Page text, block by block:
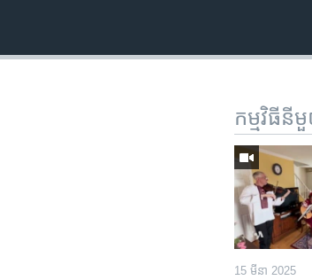
កម្មវិធី​នី
15 មីនា 2025